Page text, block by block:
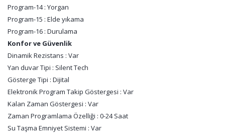
Program-14 : Yorgan
Program-15 : Elde yıkama
Program-16 : Durulama
Konfor ve Güvenlik
Dinamik Rezistans : Var
Yan duvar Tipi : Silent Tech
Gösterge Tipi : Dijital
Elektronik Program Takip Göstergesi : Var
Kalan Zaman Göstergesi : Var
Zaman Programlama Özelliği : 0-24 Saat
Su Taşma Emniyet Sistemi : Var